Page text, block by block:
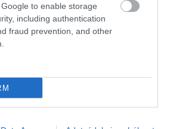
to enable storage
including authentication
fraud prevention, and other
kíváncsiskodj, kóstolgass
a Hamu és Gyémánt világát!
ROVATOK